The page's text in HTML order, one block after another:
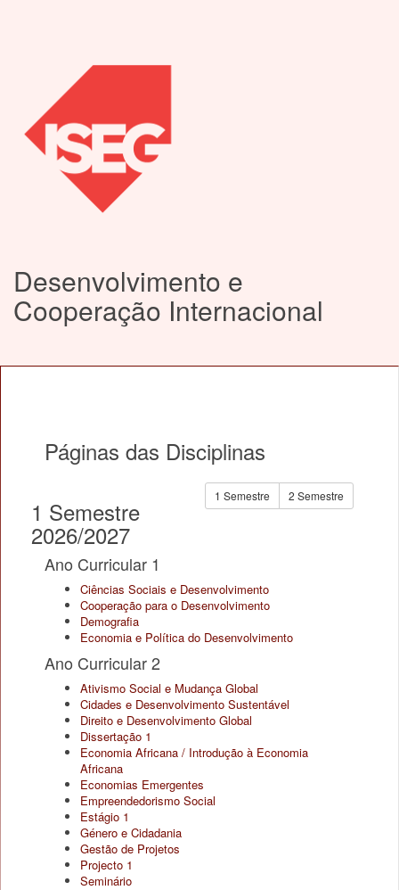
Desenvolvimento e
Cooperação Internacional
Páginas das Disciplinas
1 Semestre 2 Semestre
1 Semestre
2026/2027
Ano Curricular 1
Ciências Sociais e Desenvolvimento
Cooperação para o Desenvolvimento
Demografia
Economia e Política do Desenvolvimento
Ano Curricular 2
Ativismo Social e Mudança Global
Cidades e Desenvolvimento Sustentável
Direito e Desenvolvimento Global
Dissertação 1
Economia Africana / Introdução à Economia
Africana
Economias Emergentes
Empreendedorismo Social
Estágio 1
Género e Cidadania
Gestão de Projetos
Projecto 1
Seminário